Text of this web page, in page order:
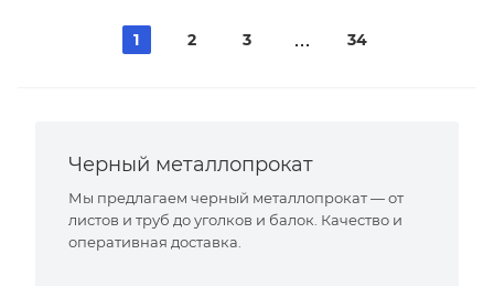
1 2 3 34
Черный металлопрокат
Мы предлагаем черный металлопрокат — от
листов и труб до уголков и балок. Качество и
оперативная доставка.